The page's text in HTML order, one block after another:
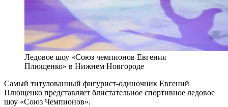
Ледовое шоу «Союз чемпионов Евгения
Плющенко» в Нижнем Новгороде
Самый титулованный фигурист-одиночник Евгений
Плющенко представляет блистательное спортивное ледовое
шоу «Союз Чемпионов».